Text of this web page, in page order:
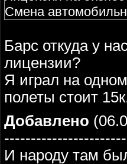
Смена
Барс откуда у
лицензии?
Я играл на
полеты стоит
Добавлено
И народу там